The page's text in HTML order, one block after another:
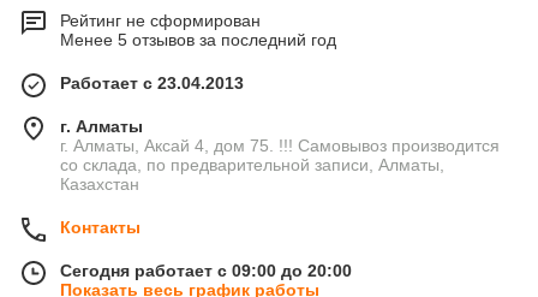
Рейтинг не сформирован
Менее 5 отзывов за последний год
Работает с 23.04.2013
г. Алматы
г. Алматы, Аксай 4, дом 75. !!! Самовывоз производится
со склада, по предварительной записи, Алматы,
Казахстан
Контакты
Сегодня работает с 09:00 до 20:00
Показать весь график работы